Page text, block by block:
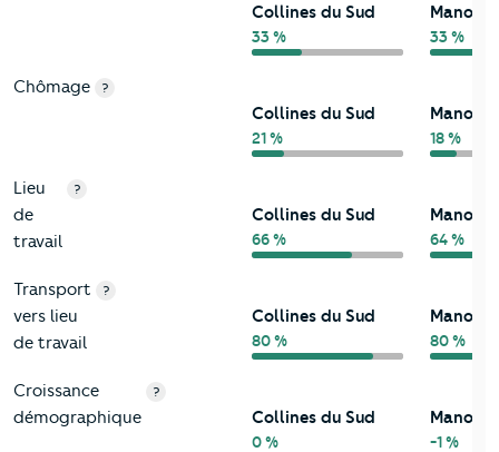
Collines du Sud
33 % 33 %
Chômage ?
Collines du Sud
21 % 18 %
Lieu
de
travail
?
Collines du Sud
66 % 64 %
Transport
vers lieu
de travail
?
Collines du Sud
80 % 80 %
Croissance
démographique
?
Collines du Sud
0 % -1 %